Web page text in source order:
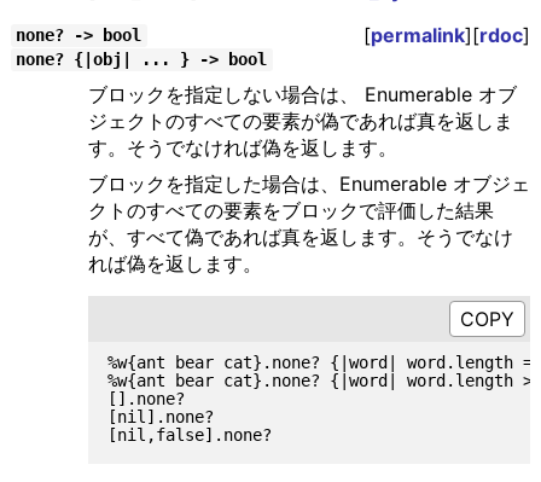
none? -> bool [permalink][rdoc]
none? {|obj| ... } -> bool
ブロックを指定しない場合は、 Enumerable オブ
ジェクトのすべての要素が偽であれば真を返しま
す。そうでなければ偽を返します。
ブロックを指定した場合は、Enumerable オブジェ
クトのすべての要素をブロックで評価した結果
が、すべて偽であれば真を返します。そうでなけ
れば偽を返します。
%w{ant bear cat}.none? {|word| word.length
%w{ant bear cat}.none? {|word| word.length
[].none?
[nil].none?